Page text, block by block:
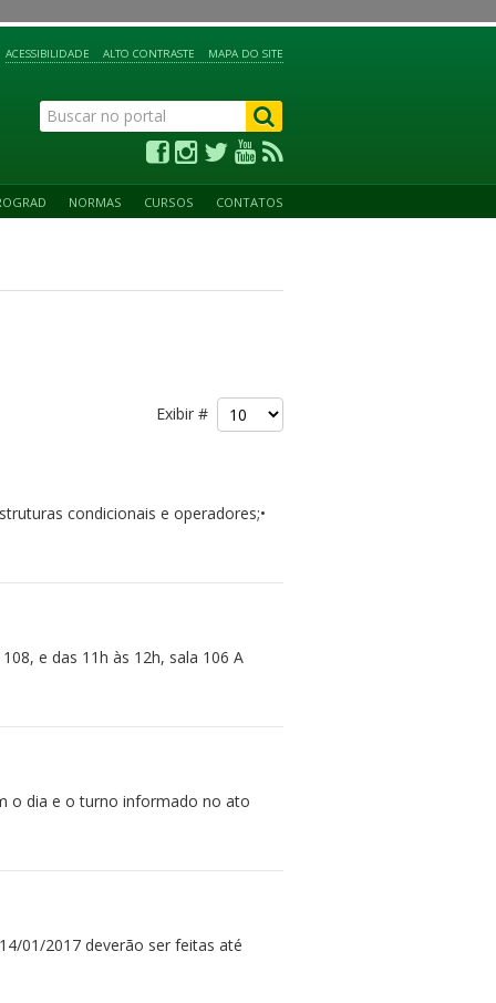
ACESSIBILIDADE ALTO CONTRASTE MAPA DO SITE
NORMAS CURSOS CONTATOS
Exibir #
condicionais e operadores;•
e das 11h às 12h, sala 106 A
o dia e o turno informado no ato
01/2017 deverão ser feitas até